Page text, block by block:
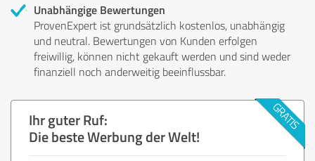
Unabhängige Bewertungen
ProvenExpert ist grundsätzlich kostenlos, unabhängig
und neutral. Bewertungen von Kunden erfolgen
freiwillig, können nicht gekauft werden und sind weder
finanziell noch anderweitig beeinflussbar.
Ihr guter Ruf:
Die beste Werbung der Welt!